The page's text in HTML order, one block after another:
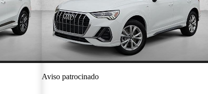
Aviso patrocinado